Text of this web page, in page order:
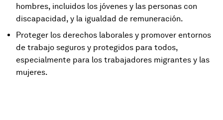
hombres, incluidos los jóvenes y las personas con
discapacidad, y la igualdad de remuneración.
Proteger los derechos laborales y promover entornos
de trabajo seguros y protegidos para todos,
especialmente para los trabajadores migrantes y las
mujeres.